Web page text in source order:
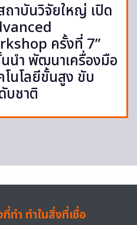
าบันวิจัยใหญ่ เปิด
ครั้งที่ 7”
นำ พัฒนาเครื่องมือ
โนโลยีขั้นสูง ขับ
บชาติ
ทำ ทำในสิ่งที่เชื่อ